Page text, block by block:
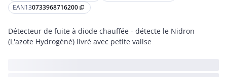
EAN130733968716200 content_copy
Détecteur de fuite à diode chauffée - détecte le Nidron
(L'azote Hydrogéné) livré avec petite valise